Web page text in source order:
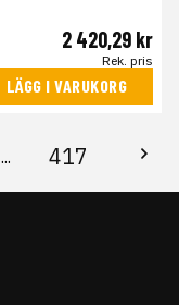
2 420,29 kr
Rek. pris
LÄGG I VARUKORG
... 417